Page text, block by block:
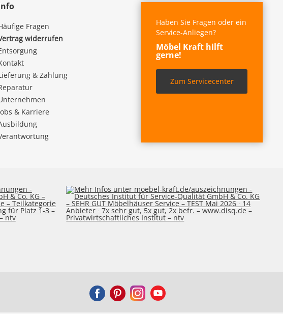
Fragen
widerrufen
& Zahlung
& Karriere
Haben Sie Fragen oder ein
Service-Anliegen?
Möbel Kraft hilft
gerne!
Zum Servicecenter